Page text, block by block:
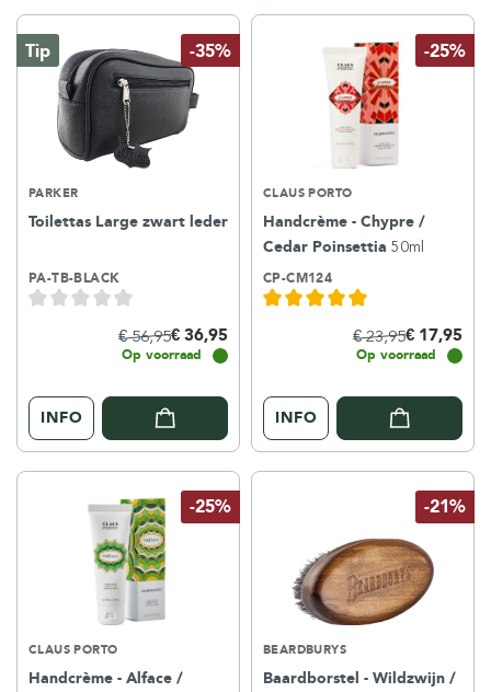
-35%
Tip
PARKER
Toilettas Large zwart leder
PA-TB-BLACK
€ 56,95€ 36,95
Op voorraad
INFO
-25%
CLAUS PORTO
Handcrème - Chypre /
Cedar Poinsettia 50ml
CP-CM124
€ 23,95€ 17,95
Op voorraad
INFO
-25%
CLAUS PORTO
Handcrème - Alface /
-21%
BEARDBURYS
Baardborstel - Wildzwijn /